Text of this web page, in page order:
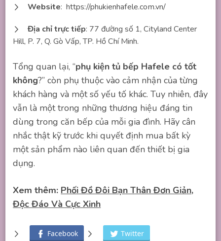
Website: https://phukienhafele.com.vn/
Địa chỉ trực tiếp: 77 đường số 1, Cityland Center
Hill, P. 7, Q. Gò Vấp, TP. Hồ Chí Minh.
Tổng quan lại, “phụ kiện tủ bếp Hafele có tốt
không?” còn phụ thuộc vào cảm nhận của từng
khách hàng và một số yếu tố khác. Tuy nhiên, đây
vẫn là một trong những thương hiệu đáng tin
dùng trong căn bếp của mỗi gia đình. Hãy cân
nhắc thật kỹ trước khi quyết định mua bất kỳ
một sản phẩm nào liên quan đến thiết bị gia
dụng.
Xem thêm: Phối Đồ Đôi Bạn Thân Đơn Giản,
Độc Đáo Và Cực Xinh
Facebook Twitter